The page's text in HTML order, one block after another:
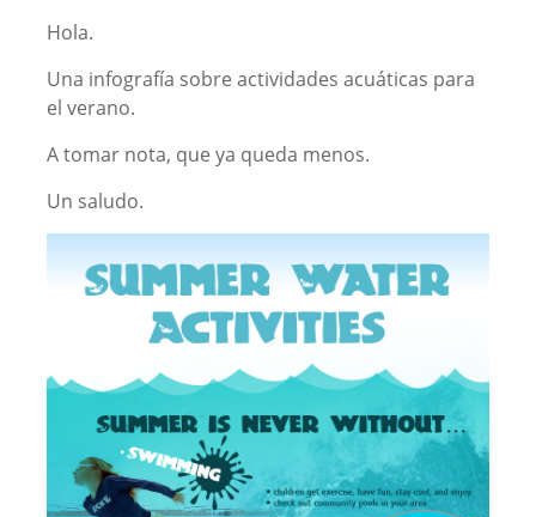
Hola.
Una infografía sobre actividades acuáticas para
el verano.
A tomar nota, que ya queda menos.
Un saludo.